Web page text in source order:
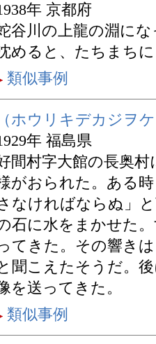
年 京都府
谷川の上龍の淵に
めると、たちまち
類似事例
（ホウリキデカジヲ
年 福島県
間村字大館の長奥
がおられた。ある
なければならぬ」
石に水をまかせた
てきた。その響き
聞こえたそうだ。
を送ってきた。
類似事例